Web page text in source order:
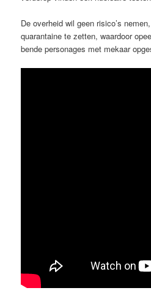
De overheid wil geen risico’s
quarantaine te zetten, waardoor
bende personages met mekaar